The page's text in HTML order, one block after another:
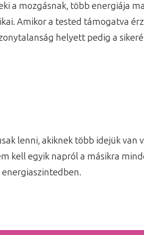
a mozgásnak, több energiája
Amikor a tested támogatva
helyett pedig a
lenni, akiknek több idejük
kell egyik napról a másikra